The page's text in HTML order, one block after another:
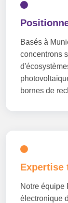
Basés à
concentrons
bornes de
Expertise
Notre équipe
électronique